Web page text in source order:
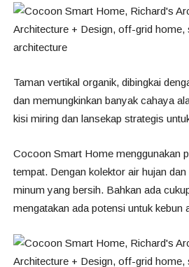
Taman vertikal organik, dibingkai
dan memungkinkan banyak cahaya
kisi miring dan lansekap strategis
Cocoon Smart Home menggunakan
tempat. Dengan kolektor air hujan
minum yang bersih. Bahkan ada
mengatakan ada potensi untuk kebun